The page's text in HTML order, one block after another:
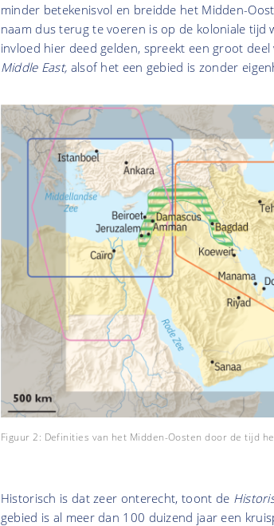
minder betekenisvol en breidde het Midden-
naam dus terug te voeren is op de koloniale
invloed hier deed gelden, spreekt een groot
Middle East, alsof het een gebied is zonder
Figuur 2: Definities van het Midden-Oosten door de tijd
Historisch is dat zeer onterecht, toont de
gebied is al meer dan 100 duizend jaar een